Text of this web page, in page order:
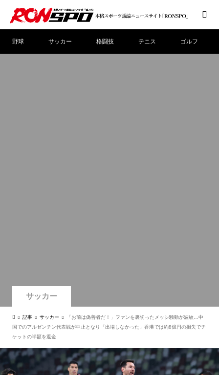
野球 サッカー 格闘技 テニス ゴルフ
サッカー
記事 サッカー
「お前は偽善者だ！」ファンを裏切ったメッシ騒動が波紋…中
国でのアルゼンチン代表戦が中止となり「出場しなかった」香港では約8億円の損失でチ
ケットの半額を返金